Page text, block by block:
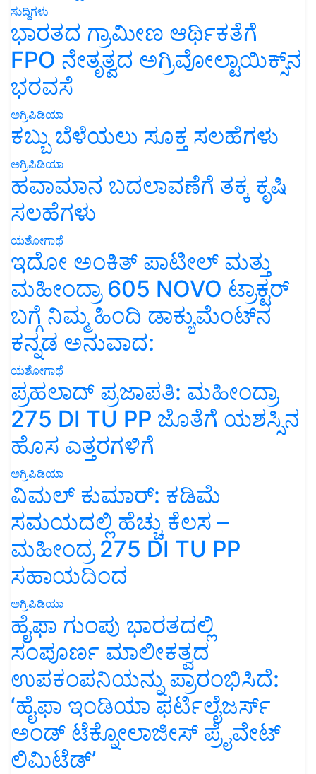
ಸುದ್ದಿಗಳು
ಭಾರತದ ಗ್ರಾಮೀಣ ಆರ್ಥಿಕತೆಗೆ
FPO ನೇತೃತ್ವದ ಅಗ್ರಿವೋಲ್ಟಾಯಿಕ್ಸ್‌ನ
ಭರವಸೆ
ಅಗ್ರಿಪಿಡಿಯಾ
ಕಬ್ಬು ಬೆಳೆಯಲು ಸೂಕ್ತ ಸಲಹೆಗಳು
ಅಗ್ರಿಪಿಡಿಯಾ
ಹವಾಮಾನ ಬದಲಾವಣೆಗೆ ತಕ್ಕ ಕೃಷಿ
ಸಲಹೆಗಳು
ಯಶೋಗಾಥೆ
ಇದೋ ಅಂಕಿತ್ ಪಾಟೀಲ್ ಮತ್ತು
ಮಹೀಂದ್ರಾ 605 NOVO ಟ್ರಾಕ್ಟರ್
ಬಗ್ಗೆ ನಿಮ್ಮ ಹಿಂದಿ ಡಾಕ್ಯುಮೆಂಟ್‌ನ
ಕನ್ನಡ ಅನುವಾದ:
ಯಶೋಗಾಥೆ
ಪ್ರಹಲಾದ್ ಪ್ರಜಾಪತಿ: ಮಹೀಂದ್ರಾ
275 DI TU PP ಜೊತೆಗೆ ಯಶಸ್ಸಿನ
ಹೊಸ ಎತ್ತರಗಳಿಗೆ
ಅಗ್ರಿಪಿಡಿಯಾ
ವಿಮಲ್ ಕುಮಾರ್: ಕಡಿಮೆ
ಸಮಯದಲ್ಲಿ ಹೆಚ್ಚು ಕೆಲಸ –
ಮಹೀಂದ್ರ 275 DI TU PP
ಸಹಾಯದಿಂದ
ಅಗ್ರಿಪಿಡಿಯಾ
ಹೈಫಾ ಗುಂಪು ಭಾರತದಲ್ಲಿ
ಸಂಪೂರ್ಣ ಮಾಲೀಕತ್ವದ
ಉಪಕಂಪನಿಯನ್ನು ಪ್ರಾರಂಭಿಸಿದೆ:
‘ಹೈಫಾ ಇಂಡಿಯಾ ಫರ್ಟಿಲೈಜರ್ಸ್
ಅಂಡ್ ಟೆಕ್ನೋಲಾಜೀಸ್ ಪ್ರೈವೇಟ್
ಲಿಮಿಟೆಡ್’